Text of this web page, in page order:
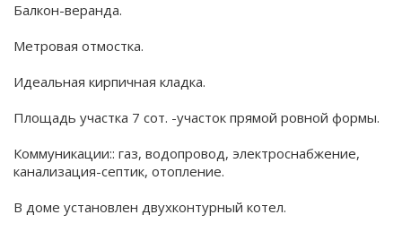
Балкон-веранда.
Метровая отмостка.
Идеальная кирпичная кладка.
Площадь участка 7 сот. -участок прямой ровной формы.
Коммуникации:: газ, водопровод, электроснабжение,
канализация-септик, отопление.
В доме установлен двухконтурный котел.